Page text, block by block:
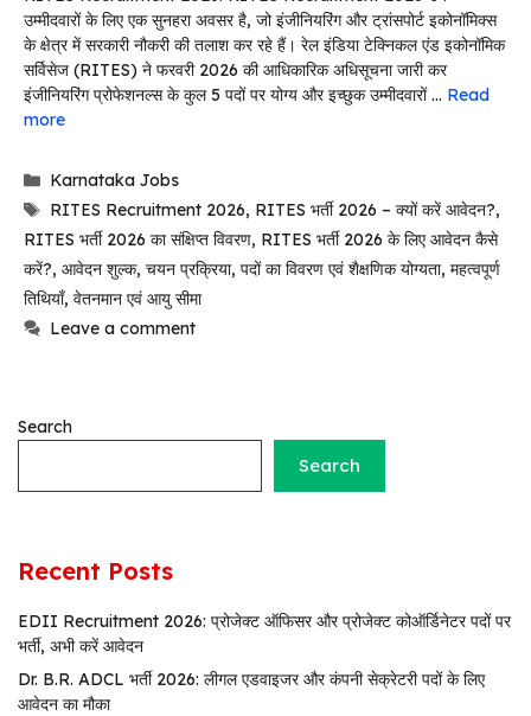
उम्मीदवारों के लिए एक सुनहरा अवसर है, जो इंजीनियरिंग और ट्रांसपोर्ट इकोनॉमिक्स
के क्षेत्र में सरकारी नौकरी की तलाश कर रहे हैं। रेल इंडिया टेक्निकल एंड इकोनॉमिक
सर्विसेज (RITES) ने फरवरी 2026 की आधिकारिक अधिसूचना जारी कर
इंजीनियरिंग प्रोफेशनल्स के कुल 5 पदों पर योग्य और इच्छुक उम्मीदवारों … Read
more
Categories
Karnataka Jobs
Tags
RITES Recruitment 2026, RITES भर्ती 2026 – क्यों करें आवेदन?,
RITES भर्ती 2026 का संक्षिप्त विवरण, RITES भर्ती 2026 के लिए आवेदन कैसे
करें?, आवेदन शुल्क, चयन प्रक्रिया, पदों का विवरण एवं शैक्षणिक योग्यता, महत्वपूर्ण
तिथियाँ, वेतनमान एवं आयु सीमा
Leave a comment
Search
Search
Recent Posts
EDII Recruitment 2026: प्रोजेक्ट ऑफिसर और प्रोजेक्ट कोऑर्डिनेटर पदों पर
भर्ती, अभी करें आवेदन
Dr. B.R. ADCL भर्ती 2026: लीगल एडवाइजर और कंपनी सेक्रेटरी पदों के लिए
आवेदन का मौका